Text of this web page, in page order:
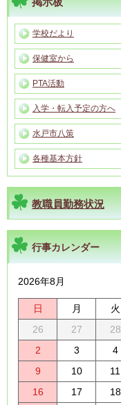
学校だより
保健室から
PTA活動
入学・転入予定の方へ
水戸市八策
各種基本方針
教職員勤務状況
行事カレンダー
2026年8月
日 月 火
26
27 28
2
3 4
9
10 11
16
17 18